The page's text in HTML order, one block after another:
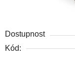
Dostupnost
Kód: